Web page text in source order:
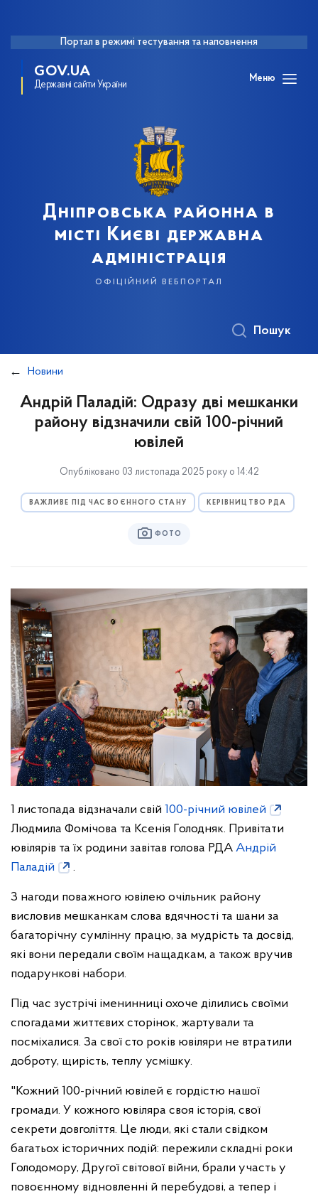
Портал в режимі тестування та наповнення
GOV.UA
Державні сайти України
Меню
Дніпровська районна в
місті Києві державна
адміністрація
офіційний вебпортал
Пошук
Новини
Андрій Паладій: Одразу дві мешканки
району відзначили свій 100-річний
ювілей
Опубліковано 03 листопада 2025 року о 14:42
ВАЖЛИВЕ ПІД ЧАС ВОЄННОГО СТАНУ КЕРІВНИЦТВО РДА
ФОТО
1 листопада відзначали свій 100-річний ювілей
Людмила Фомічова та Ксенія Голодняк. Привітати
ювілярів та їх родини завітав голова РДА Андрій
Паладій
.
З нагоди поважного ювілею очільник району
висловив мешканкам слова вдячності та шани за
багаторічну сумлінну працю, за мудрість та досвід,
які вони передали своїм нащадкам, а також вручив
подарункові набори.
Під час зустрічі іменинниці охоче ділились своїми
спогадами життєвих сторінок, жартували та
посміхалися. За свої сто років ювіляри не втратили
доброту, щирість, теплу усмішку.
"Кожний 100-річний ювілей є гордістю нашої
громади. У кожного ювіляра своя історія, свої
секрети довголіття. Це люди, які стали свідком
багатьох історичних подій: пережили складні роки
Голодомору, Другої світової війни, брали участь у
повоєнному відновленні й перебудові, а тепер і